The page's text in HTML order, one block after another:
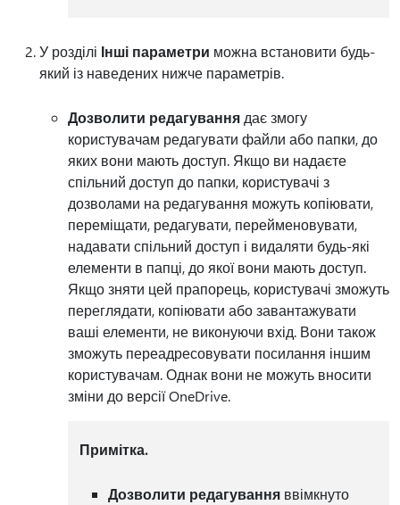
У розділі Інші параметри можна встановити будь-
який із наведених нижче параметрів.
Дозволити редагуваннядає змогу
користувачам редагувати файли або папки, до
яких вони мають доступ. Якщо ви надаєте
спільний доступ до папки, користувачі з
дозволами на редагування можуть копіювати,
переміщати, редагувати, перейменовувати,
надавати спільний доступ і видаляти будь-які
елементи в папці, до якої вони мають доступ.
Якщо зняти цей прапорець, користувачі зможуть
переглядати, копіювати або завантажувати
ваші елементи, не виконуючи вхід. Вони також
зможуть переадресовувати посилання іншим
користувачам. Однак вони не можуть вносити
зміни до версії OneDrive.
Примітка.
Дозволити редагуванняввімкнуто